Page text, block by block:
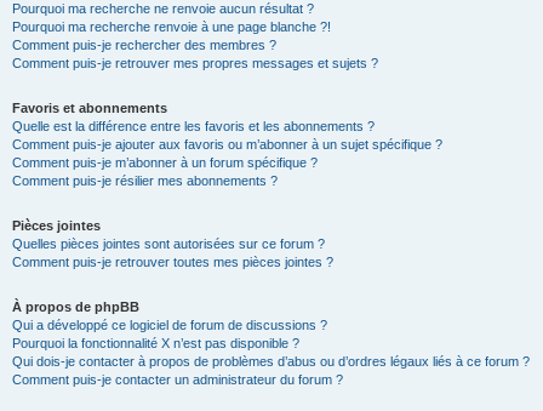
Pourquoi ma recherche ne renvoie aucun résultat ?
Pourquoi ma recherche renvoie à une page blanche ?!
Comment puis-je rechercher des membres ?
Comment puis-je retrouver mes propres messages et sujets ?
Favoris et abonnements
Quelle est la différence entre les favoris et les abonnements ?
Comment puis-je ajouter aux favoris ou m’abonner à un sujet spécifique ?
Comment puis-je m’abonner à un forum spécifique ?
Comment puis-je résilier mes abonnements ?
Pièces jointes
Quelles pièces jointes sont autorisées sur ce forum ?
Comment puis-je retrouver toutes mes pièces jointes ?
À propos de phpBB
Qui a développé ce logiciel de forum de discussions ?
Pourquoi la fonctionnalité X n’est pas disponible ?
Qui dois-je contacter à propos de problèmes d’abus ou d’ordres légaux liés à ce forum ?
Comment puis-je contacter un administrateur du forum ?